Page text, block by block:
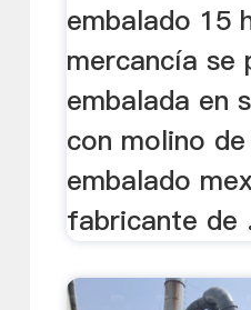
embalado 15
mercancía se
embalada en
con molino
embalado
fabricante de